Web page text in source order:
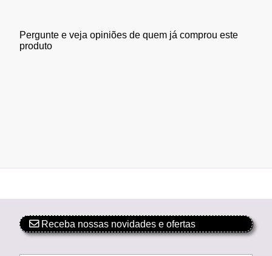
Pergunte e veja opiniões de quem já comprou este
produto
Receba nossas novidades e ofertas